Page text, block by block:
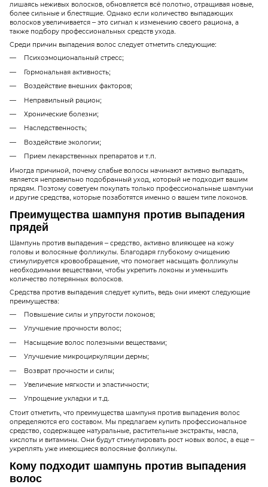
лишаясь неживых волосков, обновляется всё полотно, отращивая новые,
более сильные и блестящие. Однако если количество выпадающих
волосков увеличивается – это сигнал к изменению своего рациона, а
также подбору профессиональных средств ухода.
Среди причин выпадения волос следует отметить следующие:
Психоэмоциональный стресс;
Гормональная активность;
Воздействие внешних факторов;
Неправильный рацион;
Хронические болезни;
Наследственность;
Воздействие экологии;
Прием лекарственных препаратов и т.п.
Иногда причиной, почему слабые волосы начинают активно выпадать,
является неправильно подобранный уход, который не подходит вашим
прядям. Поэтому советуем покупать только профессиональные шампуни
и другие средства, которые позаботятся именно о вашем типе локонов.
Преимущества шампуня против выпадения
прядей
Шампунь против выпадения – средство, активно влияющее на кожу
головы и волосяные фолликулы. Благодаря глубокому очищению
стимулируется кровообращение, что помогает насыщать фолликулы
необходимыми веществами, чтобы укрепить локоны и уменьшить
количество потерянных волосков.
Средства против выпадения следует купить, ведь они имеют следующие
преимущества:
Повышение силы и упругости локонов;
Улучшение прочности волос;
Насыщение волос полезными веществами;
Улучшение микроциркуляции дермы;
Возврат прочности и силы;
Увеличение мягкости и эластичности;
Упрощение укладки и т.д.
Стоит отметить, что преимущества шампуня против выпадения волос
определяются его составом. Мы предлагаем купить профессиональное
средство, содержащее натуральные, растительные экстракты, масла,
кислоты и витамины. Они будут стимулировать рост новых волос, а еще –
укреплять уже имеющиеся волосяные фолликулы.
Кому подходит шампунь против выпадения
волос